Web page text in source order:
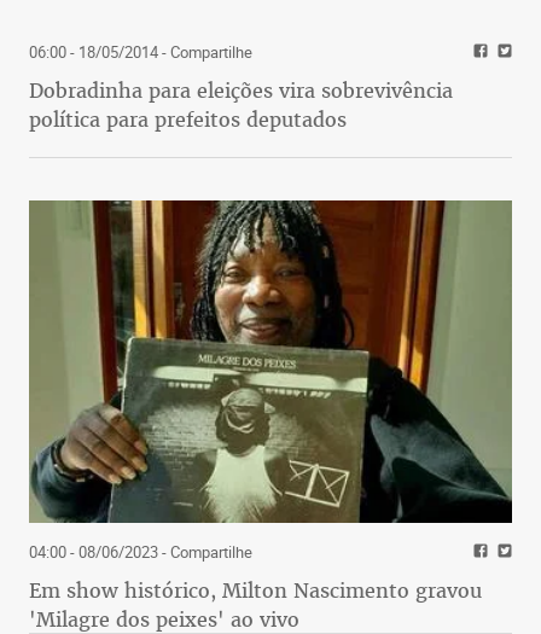
06:00 - 18/05/2014- Compartilhe
Dobradinha para eleições vira sobrevivência
política para prefeitos deputados
04:00 - 08/06/2023- Compartilhe
Em show histórico, Milton Nascimento gravou
'Milagre dos peixes' ao vivo